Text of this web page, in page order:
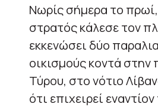
Νωρίς σήμερα το
στρατός κάλεσε τον
εκκενώσει δύο
οικισμούς κοντά στην
Τύρου, στο νότιο
ότι επιχειρεί